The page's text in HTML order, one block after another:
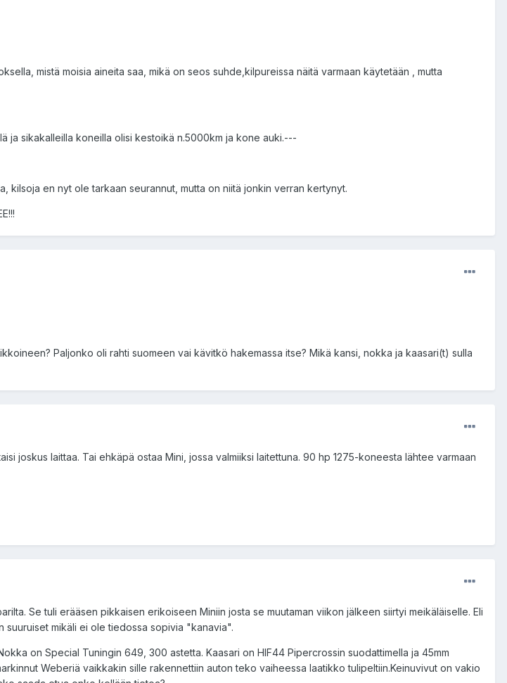
mistä moisia aineita saa, mikä on seos suhde,kilpureissa näitä varmaan käytetään , mutta
ja sikakalleilla koneilla olisi kestoikä n.5000km ja kone auki.---
kilsoja en nyt ole tarkaan seurannut, mutta on niitä jonkin verran kertynyt.
Paljonko oli rahti suomeen vai kävitkö hakemassa itse? Mikä kansi, nokka ja kaasari(t) sulla
joskus laittaa. Tai ehkäpä ostaa Mini, jossa valmiiksi laitettuna. 90 hp 1275-koneesta lähtee varmaan
Se tuli erääsen pikkaisen erikoiseen Miniin josta se muutaman viikon jälkeen siirtyi meikäläiselle. Eli
mikäli ei ole tiedossa sopivia "kanavia".
on Special Tuningin 649, 300 astetta. Kaasari on HIF44 Pipercrossin suodattimella ja 45mm
Weberiä vaikkakin sille rakennettiin auton teko vaiheessa laatikko tulipeltiin.Keinuvivut on vakio